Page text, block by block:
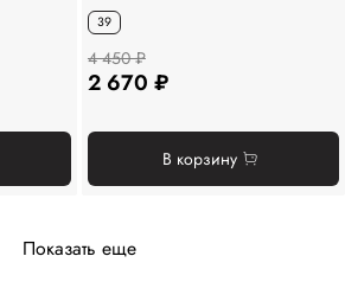
39
4 450 ₽
2 670 ₽
В корзину
Показать еще